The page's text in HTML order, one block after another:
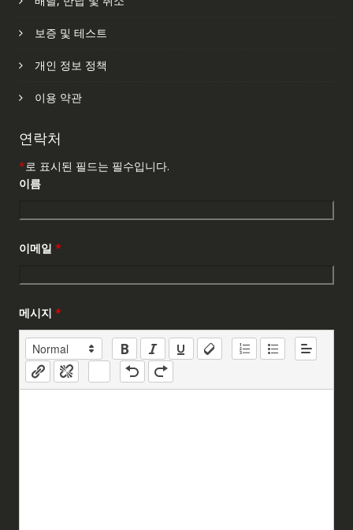
보증 및 테스트
개인 정보 정책
이용 약관
연락처
*로 표시된 필드는 필수입니다.
이름
이메일 *
메시지 *